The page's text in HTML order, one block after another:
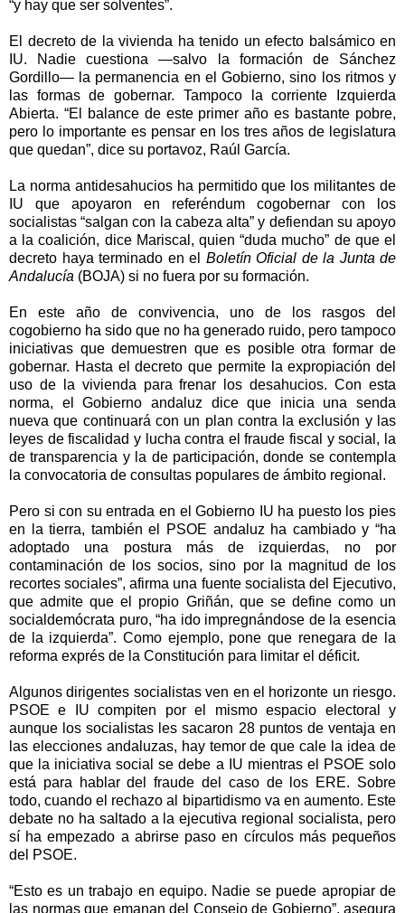
“y hay que ser solventes”.
El decreto de la vivienda ha tenido un efecto balsámico en
IU. Nadie cuestiona —salvo la formación de Sánchez
Gordillo— la permanencia en el Gobierno, sino los ritmos y
las formas de gobernar. Tampoco la corriente Izquierda
Abierta. “El balance de este primer año es bastante pobre,
pero lo importante es pensar en los tres años de legislatura
que quedan”, dice su portavoz, Raúl García.
La norma antidesahucios ha permitido que los militantes de
IU que apoyaron en referéndum cogobernar con los
socialistas “salgan con la cabeza alta” y defiendan su apoyo
a la coalición, dice Mariscal, quien “duda mucho” de que el
decreto haya terminado en el Boletín Oficial de la Junta de
Andalucía (BOJA) si no fuera por su formación.
En este año de convivencia, uno de los rasgos del
cogobierno ha sido que no ha generado ruido, pero tampoco
iniciativas que demuestren que es posible otra formar de
gobernar. Hasta el decreto que permite la expropiación del
uso de la vivienda para frenar los desahucios. Con esta
norma, el Gobierno andaluz dice que inicia una senda
nueva que continuará con un plan contra la exclusión y las
leyes de fiscalidad y lucha contra el fraude fiscal y social, la
de transparencia y la de participación, donde se contempla
la convocatoria de consultas populares de ámbito regional.
Pero si con su entrada en el Gobierno IU ha puesto los pies
en la tierra, también el PSOE andaluz ha cambiado y “ha
adoptado una postura más de izquierdas, no por
contaminación de los socios, sino por la magnitud de los
recortes sociales”, afirma una fuente socialista del Ejecutivo,
que admite que el propio Griñán, que se define como un
socialdemócrata puro, “ha ido impregnándose de la esencia
de la izquierda”. Como ejemplo, pone que renegara de la
reforma exprés de la Constitución para limitar el déficit.
Algunos dirigentes socialistas ven en el horizonte un riesgo.
PSOE e IU compiten por el mismo espacio electoral y
aunque los socialistas les sacaron 28 puntos de ventaja en
las elecciones andaluzas, hay temor de que cale la idea de
que la iniciativa social se debe a IU mientras el PSOE solo
está para hablar del fraude del caso de los ERE. Sobre
todo, cuando el rechazo al bipartidismo va en aumento. Este
debate no ha saltado a la ejecutiva regional socialista, pero
sí ha empezado a abrirse paso en círculos más pequeños
del PSOE.
“Esto es un trabajo en equipo. Nadie se puede apropiar de
las normas que emanan del Consejo de Gobierno”, asegura